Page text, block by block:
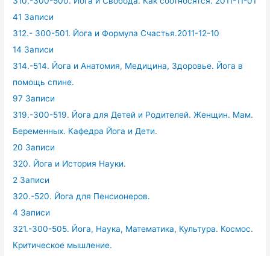
41 Записи
312.- 300-501. Йога и Формула Счастья.2011-12-10
14 Записи
314.-514. Йога и Анатомия, Медицина, Здоровье. Йога в
помощь спине.
97 Записи
319.-300-519. Йога для Детей и Родителей. Женщин. Мам.
Беременных. Кафедра Йога и Дети.
20 Записи
320. Йога и История Науки.
2 Записи
320.-520. Йога для Пенсионеров.
4 Записи
321.-300-505. Йога, Наука, Математика, Культура. Космос.
Критическое мышление.